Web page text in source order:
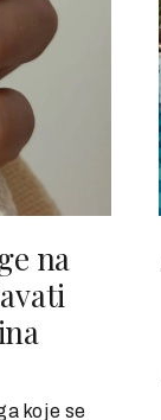
na
koje se